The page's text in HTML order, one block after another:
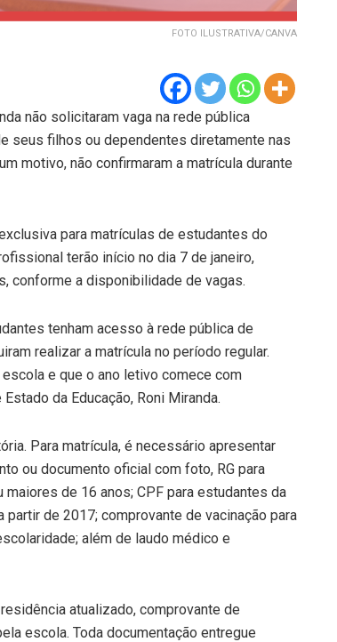
FOTO ILUSTRATIVA/CANVA
não solicitaram vaga na rede pública
seus filhos ou dependentes diretamente nas
motivo, não confirmaram a matrícula durante
para matrículas de estudantes do
terão início no dia 7 de janeiro,
conforme a disponibilidade de vagas.
tenham acesso à rede pública de
realizar a matrícula no período regular.
e que o ano letivo comece com
da Educação, Roni Miranda.
Para matrícula, é necessário apresentar
ou documento oficial com foto, RG para
de 16 anos; CPF para estudantes da
de 2017; comprovante de vacinação para
além de laudo médico e
atualizado, comprovante de
escola. Toda documentação entregue